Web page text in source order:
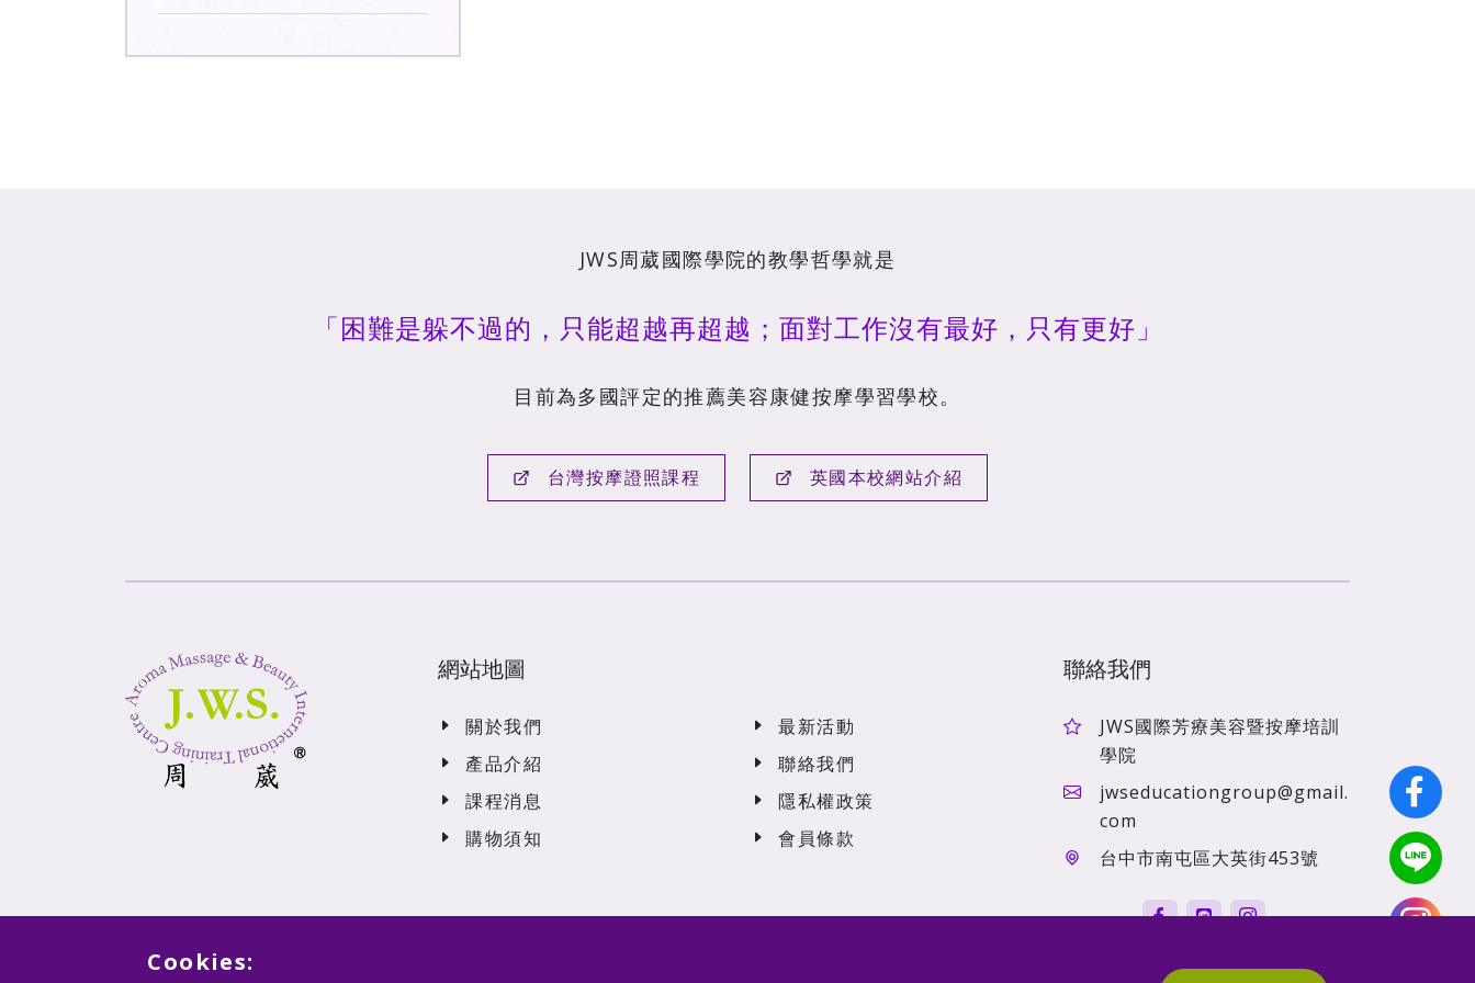
JWS周葳國際學院的教學哲學就是
「困難是躲不過的，只能超越再超越；面對工作沒有最好，只有更好」
目前為多國評定的推薦美容康健按摩學習學校。
台灣按摩證照課程 英國本校網站介紹
網站地圖
關於我們
產品介紹
課程消息
購物須知
最新活動
聯絡我們
隱私權政策
會員條款
聯絡我們
JWS國際芳療美容暨按摩培訓
學院
jwseducationgroup@gmail.
com
台中市南屯區大英街453號
Cookies: